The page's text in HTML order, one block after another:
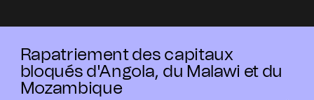
Rapatriement des capitaux
bloqués d'Angola, du Malawi et du
Mozambique